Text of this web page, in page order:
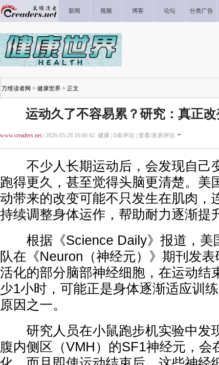
新闻 视频 博客 论坛 分类广告
万维读者网 > 健康世界 > 正文
运动久了不容易累？研究：真正
www.creaders.net| 2026-05-26 16:06:42 健康 | 0条评论 | 查看/发表评论
不少人长期运动后，会发现自己
跑得更久，甚至觉得头脑更清楚。美
动带来的改变可能不只发生在肌肉，
持续调整身体运作，帮助耐力逐渐提
根据《Science Daily》报道，美
队在《Neuron（神经元）》期刊发
活化的部分脑部神经细胞，在运动结
少1小时，可能正是身体逐渐适应训
原因之一。
研究人员在小鼠跑步机实验中发
腹内侧区（VMH）的SF1神经元，会